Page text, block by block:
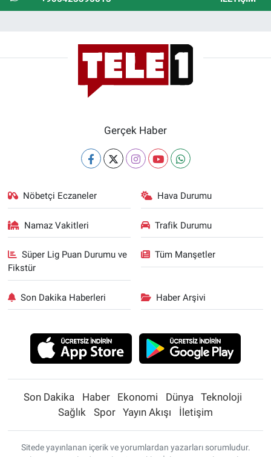
Gerçek Haber
Nöbetçi Eczaneler Hava Durumu
Namaz Vakitleri Trafik Durumu
Süper Lig Puan Durumu ve
Fikstür
Tüm Manşetler
Son Dakika Haberleri Haber Arşivi
Son Dakika Haber Ekonomi Dünya
Teknoloji
Sağlık
Spor Yayın Akışı İletişim
Sitede yayınlanan içerik ve yorumlardan yazarları sorumludur.